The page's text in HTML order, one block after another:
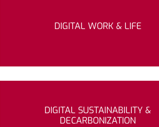
DIGITAL WORK & LIFE
DIGITAL SUSTAINABILITY &
DECARBONIZATION